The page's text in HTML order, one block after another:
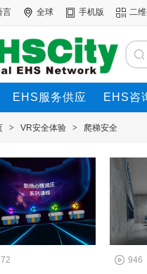
言 全球 手机版 二
EHS服务供应 EHS咨
> VR安全体验 > 爬梯安全
946